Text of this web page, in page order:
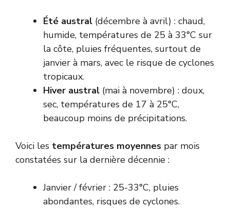
Été austral (décembre à avril) : chaud,
humide, températures de 25 à 33°C sur
la côte, pluies fréquentes, surtout de
janvier à mars, avec le risque de cyclones
tropicaux.
Hiver austral (mai à novembre) : doux,
sec, températures de 17 à 25°C,
beaucoup moins de précipitations.
Voici les températures moyennes par mois
constatées sur la dernière décennie :
Janvier / février : 25-33°C, pluies
abondantes, risques de cyclones.